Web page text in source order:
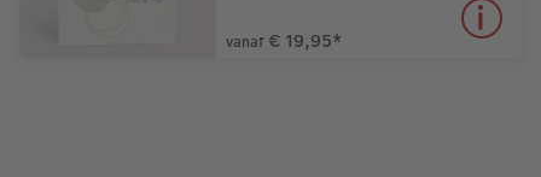
vanaf € 19,95*